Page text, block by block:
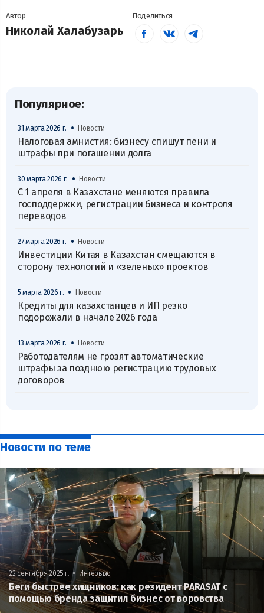
Автор
Николай Халабузарь
Поделиться
Популярное:
31 марта 2026 г. • Новости
Налоговая амнистия: бизнесу спишут пени и
штрафы при погашении долга
30 марта 2026 г. • Новости
С 1 апреля в Казахстане меняются правила
господдержки, регистрации бизнеса и контроля
переводов
27 марта 2026 г. • Новости
Инвестиции Китая в Казахстан смещаются в
сторону технологий и «зеленых» проектов
5 марта 2026 г. • Новости
Кредиты для казахстанцев и ИП резко
подорожали в начале 2026 года
13 марта 2026 г. • Новости
Работодателям не грозят автоматические
штрафы за позднюю регистрацию трудовых
договоров
Новости по теме
22 сентября 2025 г. • Интервью
Беги быстрее хищников: как резидент PARASAT с
помощью бренда защитил бизнес от воровства